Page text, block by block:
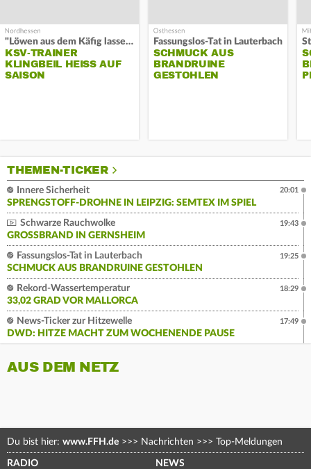
"Löwen aus dem Käfig lassen"
KSV-TRAINER
KLINGBEIL HEISS AUF S
AISON
Fassungslos-Tat in Lauterbach
SCHMUCK AUS
BRANDRUINE
GESTOHLEN
THEMEN-TICKER
Innere Sicherheit
SPRENGSTOFF-DROHNE IN LEIPZIG: SEMTEX IM SPIEL
20:01
Schwarze Rauchwolke
GROSSBRAND IN GERNSHEIM
19:43
Fassungslos-Tat in Lauterbach
SCHMUCK AUS BRANDRUINE GESTOHLEN
19:25
Rekord-Wassertemperatur
33,02 GRAD VOR MALLORCA
18:29
News-Ticker zur Hitzewelle
DWD: HITZE MACHT ZUM WOCHENENDE PAUSE
17:49
AUS DEM NETZ
Du bist hier: www.FFH.de >>> Nachrichten >>> Top-Meldungen
RADIO NEWS